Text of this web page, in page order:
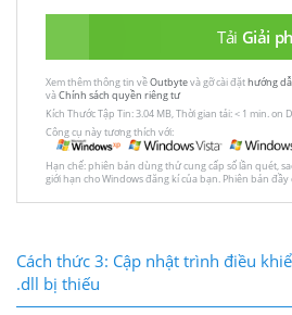
Tải Giải
Xem thêm thông tin vềOutbytevà gỡ cài đặthướng
vàChính sách quyền riêng tư
Kích Thước Tập Tin: 3.04 MB, Thời gian tải: < 1 min. on
Công cụ này tương thích với:
Hạn chế: phiên bản dùng thử cung cấp số lần quét,
giới hạn cho Windows đăng kí của bạn. Phiên bản
Cách thức 3: Cập nhật trình điều
.dll bị thiếu